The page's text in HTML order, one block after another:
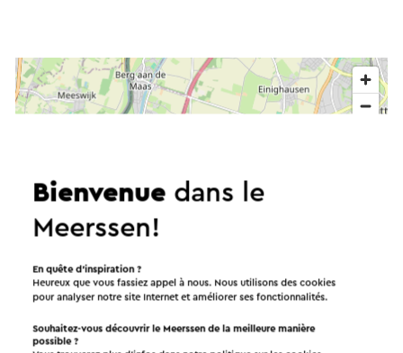
Bienvenuedans le
Meerssen!
En quête d’inspiration ?
Heureux que vous fassiez appel à nous. Nous utilisons des cookies
pour analyser notre site Internet et améliorer ses fonctionnalités.
Souhaitez-vous découvrir le Meerssen de la meilleure manière
possible ?